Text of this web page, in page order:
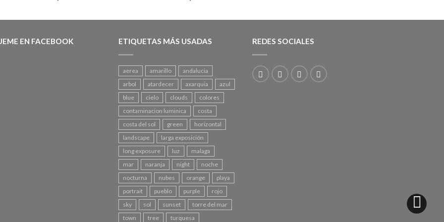
EN FACEBOOK ETIQUETAS MÁS USADAS
aerea amarillo
andalucia
arbol
atardecer axarquia
azul
blue
cielo clouds
colores
contaminacion luminica
costa
costa del sol
green
horizontal
landscape
larga exposición
long exposure
luz
malaga
mar
naranja night
noche
nocturna
nubes orange
playa
portrait
pueblo purple
rojo
sky
sol sunset
torre del mar
town
tree turquesa
REDES SOCIALES